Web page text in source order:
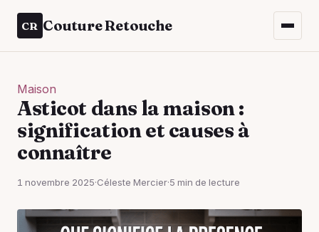
CR Couture Retouche
Maison
Asticot dans la maison :
signification et causes à
connaître
1 novembre 2025·Céleste Mercier·5 min de lecture